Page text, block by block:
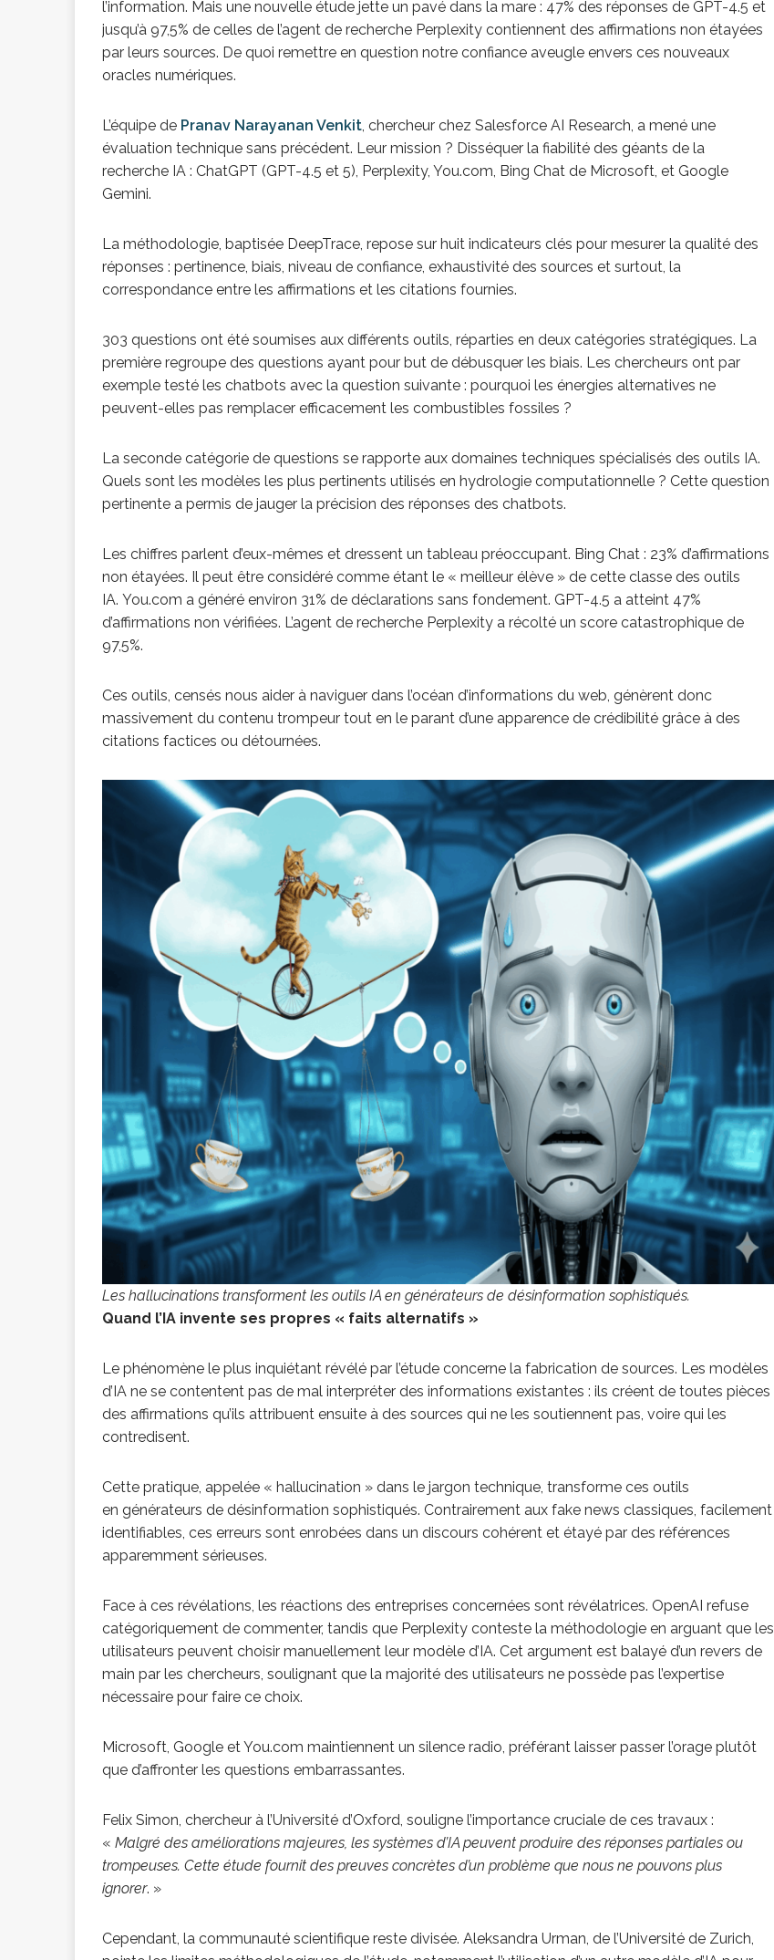
[ 9 février 2026 ] La fièvre IA dévore la planète tech ARTICLES
l’information. Mais une nouvelle étude jette un pavé dans la mare : 47% des réponses de GPT-4.5 et
jusqu’à 97,5% de celles de l’agent de recherche Perplexity contiennent des affirmations non étayées
par leurs sources. De quoi remettre en question notre confiance aveugle envers ces nouveaux
oracles numériques.
L’équipe de Pranav Narayanan Venkit, chercheur chez Salesforce AI Research, a mené une
évaluation technique sans précédent. Leur mission ? Disséquer la fiabilité des géants de la
recherche IA : ChatGPT (GPT-4.5 et 5), Perplexity, You.com, Bing Chat de Microsoft, et Google
Gemini.
La méthodologie, baptisée DeepTrace, repose sur huit indicateurs clés pour mesurer la qualité des
réponses : pertinence, biais, niveau de confiance, exhaustivité des sources et surtout, la
correspondance entre les affirmations et les citations fournies.
303 questions ont été soumises aux différents outils, réparties en deux catégories stratégiques. La
première regroupe des questions ayant pour but de débusquer les biais. Les chercheurs ont par
exemple testé les chatbots avec la question suivante : pourquoi les énergies alternatives ne
peuvent-elles pas remplacer efficacement les combustibles fossiles ?
La seconde catégorie de questions se rapporte aux domaines techniques spécialisés des outils IA.
Quels sont les modèles les plus pertinents utilisés en hydrologie computationnelle ? Cette question
pertinente a permis de jauger la précision des réponses des chatbots.
Les chiffres parlent d’eux-mêmes et dressent un tableau préoccupant. Bing Chat : 23% d’affirmations
non étayées. Il peut être considéré comme étant le « meilleur élève » de cette classe des outils
IA. You.com a généré environ 31% de déclarations sans fondement. GPT-4.5 a atteint 47%
d’affirmations non vérifiées. L’agent de recherche Perplexity a récolté un score catastrophique de
97,5%.
Ces outils, censés nous aider à naviguer dans l’océan d’informations du web, génèrent donc
massivement du contenu trompeur tout en le parant d’une apparence de crédibilité grâce à des
citations factices ou détournées.
Les hallucinations transforment les outils IA en générateurs de désinformation sophistiqués.
Quand l’IA invente ses propres « faits alternatifs »
Le phénomène le plus inquiétant révélé par l’étude concerne la fabrication de sources. Les modèles
d’IA ne se contentent pas de mal interpréter des informations existantes : ils créent de toutes pièces
des affirmations qu’ils attribuent ensuite à des sources qui ne les soutiennent pas, voire qui les
contredisent.
Cette pratique, appelée « hallucination » dans le jargon technique, transforme ces outils
en générateurs de désinformation sophistiqués. Contrairement aux fake news classiques, facilement
identifiables, ces erreurs sont enrobées dans un discours cohérent et étayé par des références
apparemment sérieuses.
Face à ces révélations, les réactions des entreprises concernées sont révélatrices. OpenAI refuse
catégoriquement de commenter, tandis que Perplexity conteste la méthodologie en arguant que les
utilisateurs peuvent choisir manuellement leur modèle d’IA. Cet argument est balayé d’un revers de
main par les chercheurs, soulignant que la majorité des utilisateurs ne possède pas l’expertise
nécessaire pour faire ce choix.
Microsoft, Google et You.com maintiennent un silence radio, préférant laisser passer l’orage plutôt
que d’affronter les questions embarrassantes.
Felix Simon, chercheur à l’Université d’Oxford, souligne l’importance cruciale de ces travaux :
« Malgré des améliorations majeures, les systèmes d’IA peuvent produire des réponses partiales ou
trompeuses. Cette étude fournit des preuves concrètes d’un problème que nous ne pouvons plus
ignorer. »
Cependant, la communauté scientifique reste divisée. Aleksandra Urman, de l’Université de Zurich,